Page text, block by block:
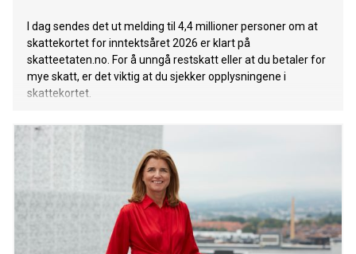
I dag sendes det ut melding til 4,4 millioner personer om at
skattekortet for inntektsåret 2026 er klart på
skatteetaten.no. For å unngå restskatt eller at du betaler for
mye skatt, er det viktig at du sjekker opplysningene i
skattekortet.